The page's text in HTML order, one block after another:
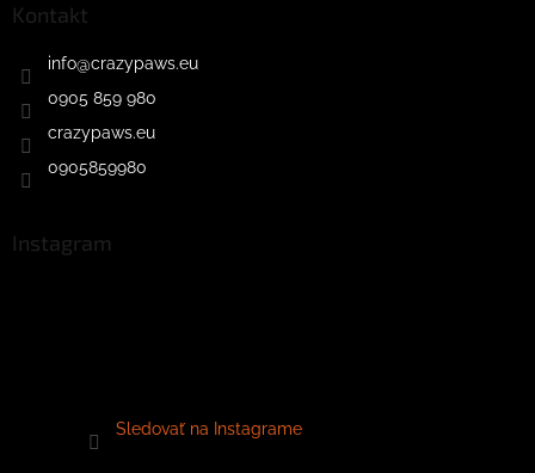
Kontakt
info@crazypaws.eu
0905 859 980
crazypaws.eu
0905859980
Instagram
Sledovať na Instagrame